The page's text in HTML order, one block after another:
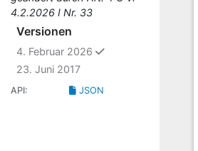
4.2.2026 I Nr. 33
Versionen
4. Februar 2026
ausgewählt
23. Juni 2017
API: JSON